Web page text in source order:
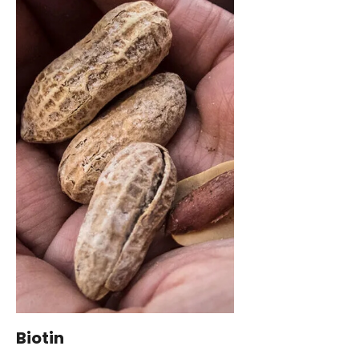
Biotin